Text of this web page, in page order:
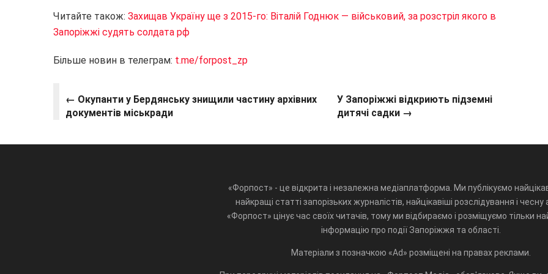
Читайте також: Захищав Україну ще з 2015-го: Віталій Годнюк — військовий, за розстріл якого в
Запоріжжі судять солдата рф
Більше новин в телеграм: t.me/forpost_zp
← Окупанти у Бердянську знищили частину архівних
документів міськради
У Запоріжжі відкриють підземні
дитячі садки →
«Форпост» - це відкрита і незалежна медіаплатформа. Ми публікуємо
найкращі статті запорізьких журналістів, найцікавіші розслідування і чесну
«Форпост» цінує час своїх читачів, тому ми відбираємо і розміщуємо тільки
інформацію про події Запоріжжя та області.
Матеріали з позначкою «Ad» розміщені на правах реклами.